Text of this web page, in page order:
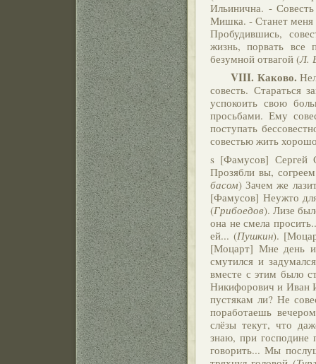
Ильинична. -
Мишка. - Станет меня
Пробудившись,
жизнь, порвать все
безумной отвагой (Л.
VIII. Каково.
совесть. Стараться
успокоить свою
просьбами. Ему
поступать
совестью жить
s [Фамусов] Сергей
Прозябли вы,
басом) Зачем же
[Фамусов] Неужто
(Грибоедов). Лизе
она не смела
ей... (Пушкин).
[Моцарт] Мне день
смутился и
вместе с этим было
Никифорович и Иван
пустякам ли? Не
поработаешь
слёзы текут, что
знаю, при господине
говорить... Мы